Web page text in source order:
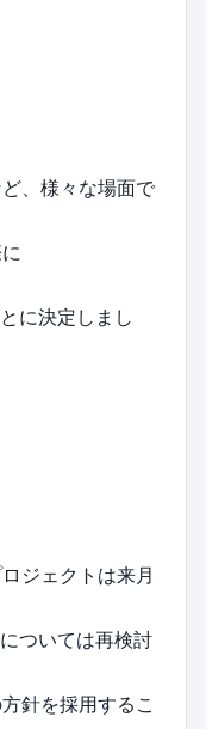
、様々な場面で
に決定しまし
ジェクトは来月
ついては再検討
針を採用するこ